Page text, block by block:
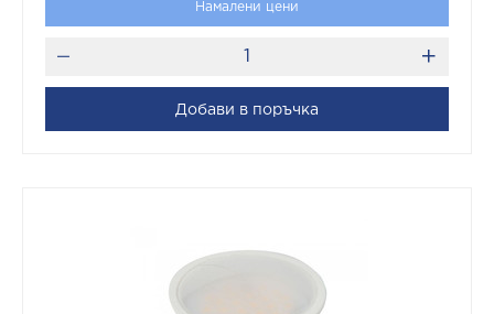
Намалени цени
Добави в поръчка